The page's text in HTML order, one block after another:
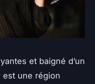
et baigné d’un
est une région